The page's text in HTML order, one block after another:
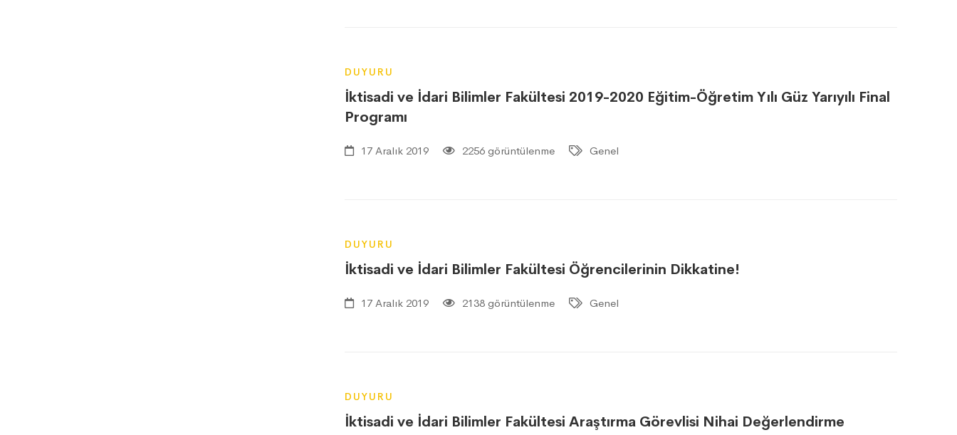
DUYURU
İktisadi ve İdari Bilimler Fakültesi 2019-2020 Eğitim-Öğretim Yılı Güz Yarıyılı Final
Programı
17 Aralık 2019 2256 görüntülenme Genel
DUYURU
İktisadi ve İdari Bilimler Fakültesi Öğrencilerinin Dikkatine!
17 Aralık 2019 2138 görüntülenme Genel
DUYURU
İktisadi ve İdari Bilimler Fakültesi Araştırma Görevlisi Nihai Değerlendirme